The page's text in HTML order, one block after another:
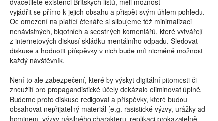
vyjádřit se přímo k jejich obsahu a přispět svým úhlem pohledu.
Od omezení na platící čtenáře si slibujeme též minimalizaci
nenávistných, bigotních a scestných komentářů, které vytvářejí
z internetových diskusí skládku mentálního odpadu. Sledovat
diskuse a hodnotit příspěvky v nich bude mít nicméně možnost
každý návštěvník.
Není to ale zabezpečení, které by výskyt digitální pitomosti či
zneužití pro propagandistické účely dokázalo eliminovat úplně.
Budeme proto diskuse redigovat a příspěvky, které budou
obsahovat nepřijatelný materiál (e.g. rasistické výzvy, urážky ad
hominem, výzvy násilného charakteru, replikaci prokazatelně